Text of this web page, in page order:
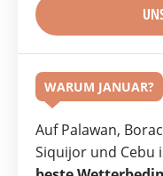
WARUM JANUAR?
Auf Palawan,
Siquijor und Cebu